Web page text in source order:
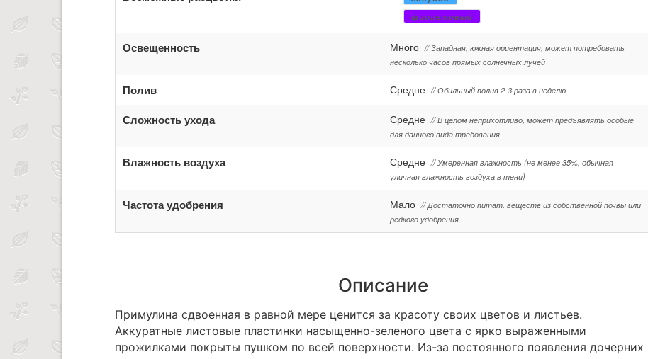
фиолетовый
Освещенность Много // Западная, южная ориентация, может потребовать
несколько часов прямых солнечных лучей
Полив Средне // Обильный полив 2-3 раза в неделю
Сложность ухода Средне // В целом неприхотливо, может предъявлять особые
для данного вида требования
Влажность воздуха Средне // Умеренная влажность (не менее 35%, обычная
уличная влажность воздуха в тени)
Частота удобрения Мало // Достаточно питат. веществ из собственной почвы или
редкого удобрения
Описание
Примулина сдвоенная в равной мере ценится за красоту своих цветов и листьев.
Аккуратные листовые пластинки насыщенно-зеленого цвета с ярко выраженными
прожилками покрыты пушком по всей поверхности. Из-за постоянного появления дочерних